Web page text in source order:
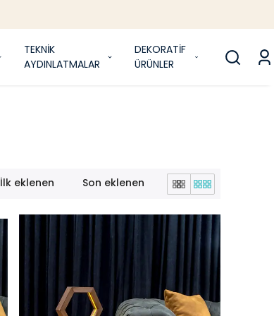
TEKNİK
AYDINLATMALAR
DEKORATİF
ÜRÜNLER
İlk eklenen Son eklenen